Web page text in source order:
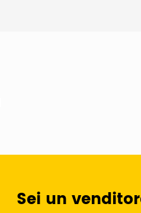
Sei un